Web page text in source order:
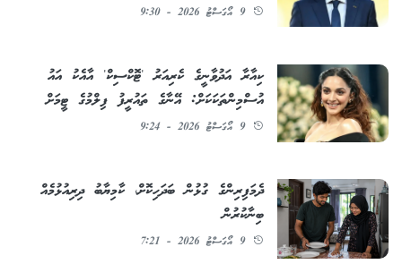
9 އޯގަސްޓު 2026 - 9:30
ކިއާރާ އަދުވާނީގެ ކެރިއަރު 'ޓޮކްސިކް' އާއެކު އައު
އުސްމިންތަކަކަށް: އޭނާގެ ތައުރީފު ފިލްމުގެ ޓީމަށް
9 އޯގަސްޓު 2026 - 9:24
ދެމަފިރިންގެ ގުޅުން ބަދަހިކޮށް، ކާމިޔާބު ދިރިއުޅުމެއް
ބިނާކުރުން
9 އޯގަސްޓު 2026 - 7:21